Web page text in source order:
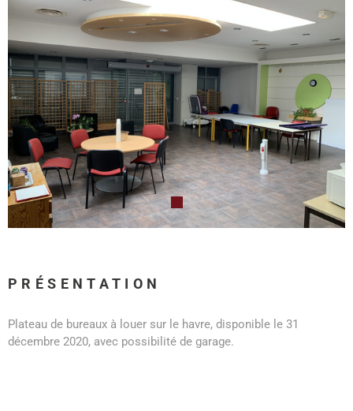
PRÉSENTATION
Plateau de bureaux à louer sur le havre, disponible le 31
décembre 2020, avec possibilité de garage.